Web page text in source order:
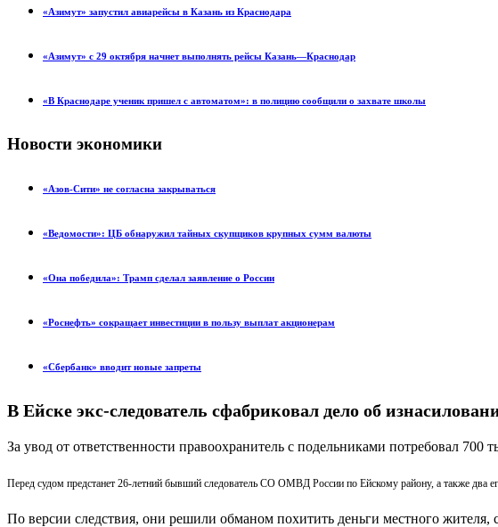
«Азимут» запустил авиарейсы в Казань из Краснодара
«Азимут» с 29 октября начнет выполнять рейсы Казань—Краснодар
«В Краснодаре ученик пришел с автоматом»: в полицию сообщили о захвате школы
Новости экономики
«Азов-Сити» не согласна закрываться
«Ведомости»: ЦБ обнаружил тайных скупщиков крупных сумм валюты
«Она победила»: Трамп сделал заявление о России
«Роснефть» сокращает инвестиции в пользу выплат акционерам
«Сбербанк» вводит новые запреты
В Ейске экс-следователь сфабриковал дело об
За увод от ответственности правоохранитель с подельниками потребовал 700
Перед судом предстанет 26-летний бывший следователь СО ОМВД России по Ейскому району, а также два
По версии следствия, они решили обманом похитить деньги местного